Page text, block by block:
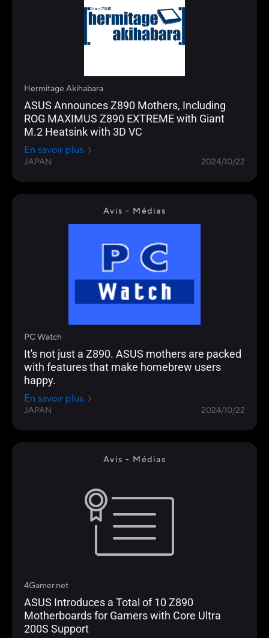
Hermitage Akihabara
ASUS Announces Z890 Mothers, Including
ROG MAXIMUS Z890 EXTREME with Giant
M.2 Heatsink with 3D VC
En savoir plus
JAPAN 2024/10/22
Avis - Médias
PC Watch
It's not just a Z890. ASUS mothers are packed
with features that make homebrew users
happy.
En savoir plus
JAPAN 2024/10/22
Avis - Médias
4Gamer.net
ASUS Introduces a Total of 10 Z890
Motherboards for Gamers with Core Ultra
200S Support